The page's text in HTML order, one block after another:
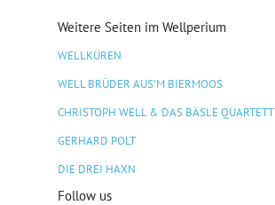
Weitere Seiten im Wellperium
WELLKÜREN
WELL BRÜDER AUS'M BIERMOOS
CHRISTOPH WELL & DAS BÄSLE QUARTETT
GERHARD POLT
DIE DREI HAXN
Follow us